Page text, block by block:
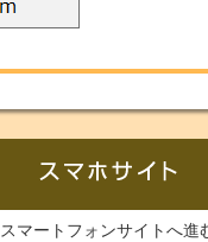
スマートフォンサイトへ進